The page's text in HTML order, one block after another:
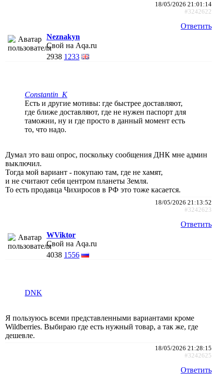
18/05/2026 21:01:14
#3242622
Ответить
Neznakyn
Свой на Aqa.ru
2938 1233
Constantin_K
Есть и другие мотивы: где быстрее доставляют,
где ближе доставляют, где не нужен паспорт для
таможни, ну и где просто в данный момент есть
то, что надо.
Думал это ваш опрос, поскольку сообщения ДНК мне админ
выключил.
Тогда мой вариант - покупаю там, где не хамят,
и не считают себя центром планеты Земля.
То есть продавца Чихиросов в РФ это тоже касается.
18/05/2026 21:13:52
#3242623
Ответить
WViktor
Свой на Aqa.ru
4038 1556
DNK
Я пользуюсь всеми представленными вариантами кроме
Wildberries. Выбираю где есть нужный товар, а так же, где
дешевле.
18/05/2026 21:28:15
#3242625
Ответить